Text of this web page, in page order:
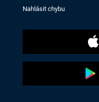
Nahlásit chybu